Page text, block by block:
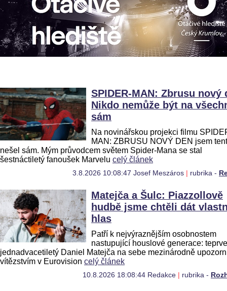
SPIDER-MAN: Zbrusu nový
Nikdo nemůže být na
sám
Na novinářskou projekci filmu
MAN: ZBRUSU NOVÝ DEN jsem
nešel sám. Mým průvodcem světem Spider-Mana se stal
šestnáctiletý fanoušek Marvelu celý článek
3.8.2026 10:08:47 Josef Meszáros rubrika -
Matejča a Šulc: Piazzollově
hudbě jsme chtěli dát
hlas
Patří k nejvýraznějším osobnostem
nastupující houslové generace: teprve
jednadvacetiletý Daniel Matejča na sebe mezinárodně
vítězstvím v Eurovision celý článek
10.8.2026 18:08:44 Redakce rubrika -